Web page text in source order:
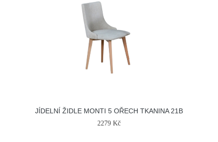
JÍDELNÍ ŽIDLE MONTI 5 OŘECH TKANINA 21B
2279 Kč